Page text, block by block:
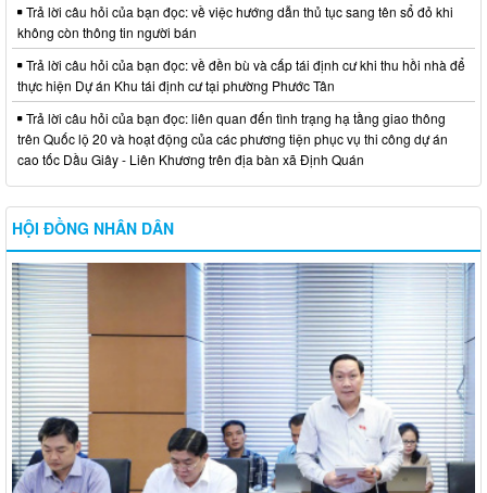
Trả lời câu hỏi của bạn đọc: về việc hướng dẫn thủ tục sang tên sổ đỏ khi
không còn thông tin người bán
Trả lời câu hỏi của bạn đọc: về đền bù và cấp tái định cư khi thu hồi nhà để
thực hiện Dự án Khu tái định cư tại phường Phước Tân
Trả lời câu hỏi của bạn đọc: liên quan đến tình trạng hạ tầng giao thông
trên Quốc lộ 20 và hoạt động của các phương tiện phục vụ thi công dự án
cao tốc Dầu Giây - Liên Khương trên địa bàn xã Định Quán
HỘI ĐỒNG NHÂN DÂN